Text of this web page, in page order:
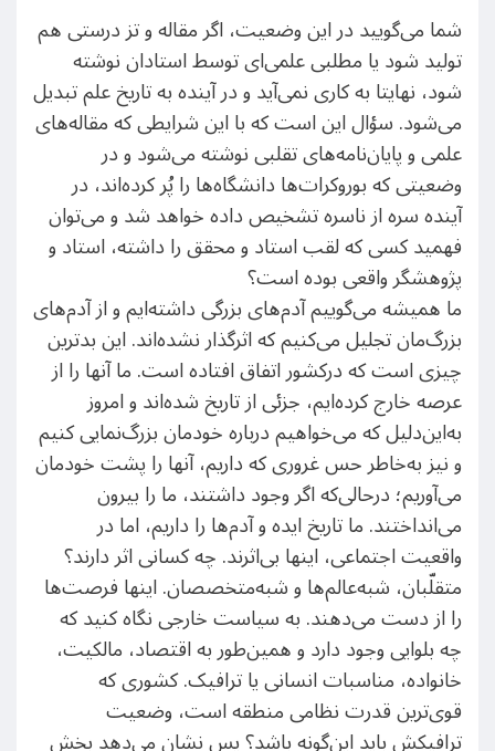
شما می‌گویید در این وضعیت، اگر مقاله و تز درستی هم
تولید شود یا مطلبی علمی‌ای توسط استادان نوشته
شود، نهایتا به کاری نمی‌آید و در آینده به تاریخ علم تبدیل
می‌شود. سؤال این است که با این شرایطی که مقاله‌های
علمی و پایان‌نامه‌های تقلبی نوشته می‌شود و در
وضعیتی که بوروکرات‌ها دانشگاه‌ها را پُر کرده‌اند، در
آینده سره از ناسره تشخیص داده خواهد شد و می‌توان
فهمید کسی که لقب استاد و محقق را داشته، استاد و
پژوهشگر واقعی بوده است؟
ما همیشه می‌گوییم آدم‌های بزرگی داشته‌ایم و از آدم‌های
بزرگ‌مان تجلیل می‌کنیم که اثرگذار نشده‌اند. این بدترین
چیزی است که درکشور اتفاق افتاده است. ما آنها را از
عرصه خارج کرده‌ایم، جزئی از تاریخ شده‌اند و امروز
به‌این‌دلیل که می‌خواهیم درباره خودمان بزرگ‌نمایی کنیم
و نیز به‌خاطر حس غروری که داریم، آنها را پشت خودمان
می‌آوریم؛ درحالی‌که اگر وجود داشتند، ما را بیرون
می‌انداختند. ما تاریخ ایده و آدم‌ها را داریم، اما در
واقعیت اجتماعی، اینها بی‌اثرند. چه کسانی اثر دارند؟
متقلّبان، شبه‌عالم‌ها و شبه‌متخصصان. اینها فرصت‌ها
را از دست می‌دهند. به سیاست خارجی نگاه کنید که
چه بلوایی وجود دارد و همین‌طور به اقتصاد، مالکیت،
خانواده، مناسبات انسانی یا ترافیک. کشوری که
قوی‌ترین قدرت نظامی منطقه است، وضعیت
ترافیکش باید این‌گونه باشد؟ پس نشان می‌دهد بخش